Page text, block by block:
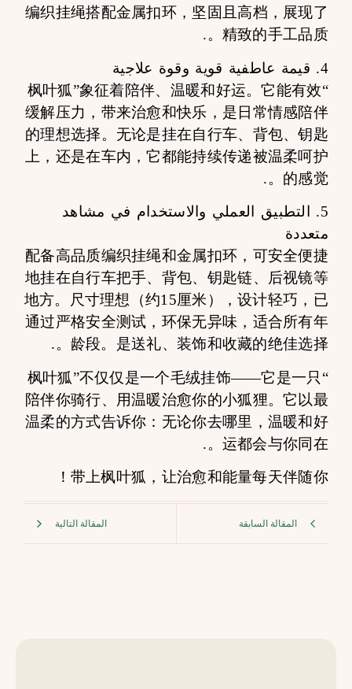
编织挂绳搭配金属扣环，坚固且高档，展现了
精致的手工品质。.
4. قيمة عاطفية قوية وقوة علاجية
“枫叶狐”象征着陪伴、温暖和好运。它能有效
缓解压力，带来治愈和快乐，是日常情感陪伴
的理想选择。无论是挂在自行车、背包、钥匙
上，还是在车内，它都能持续传递被温柔呵护
的感觉。.
5. التطبيق العملي والاستخدام في مشاهد
متعددة
配备高品质编织挂绳和金属扣环，可安全便捷
地挂在自行车把手、背包、钥匙链、后视镜等
地方。尺寸理想（约15厘米），设计轻巧，已
通过严格安全测试，环保无异味，适合所有年
龄段。是送礼、装饰和收藏的绝佳选择。.
“枫叶狐”不仅仅是一个毛绒挂饰——它是一只
陪伴你骑行、用温暖治愈你的小狐狸。它以最
温柔的方式告诉你：无论你去哪里，温暖和好
运都会与你同在。.
带上枫叶狐，让治愈和能量每天伴随你！
المقالة السابقة المقالة التالية